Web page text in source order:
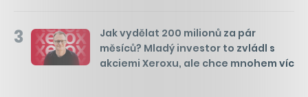
3
Jak vydělat 200 milionů za pár
měsíců? Mladý investor to zvládl s
akciemi Xeroxu, ale chce mnohem víc